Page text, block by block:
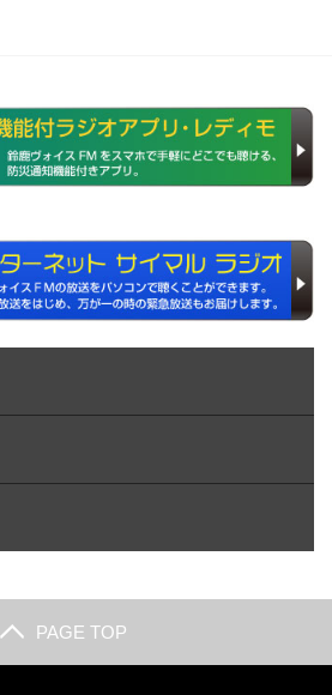
PAGE TOP